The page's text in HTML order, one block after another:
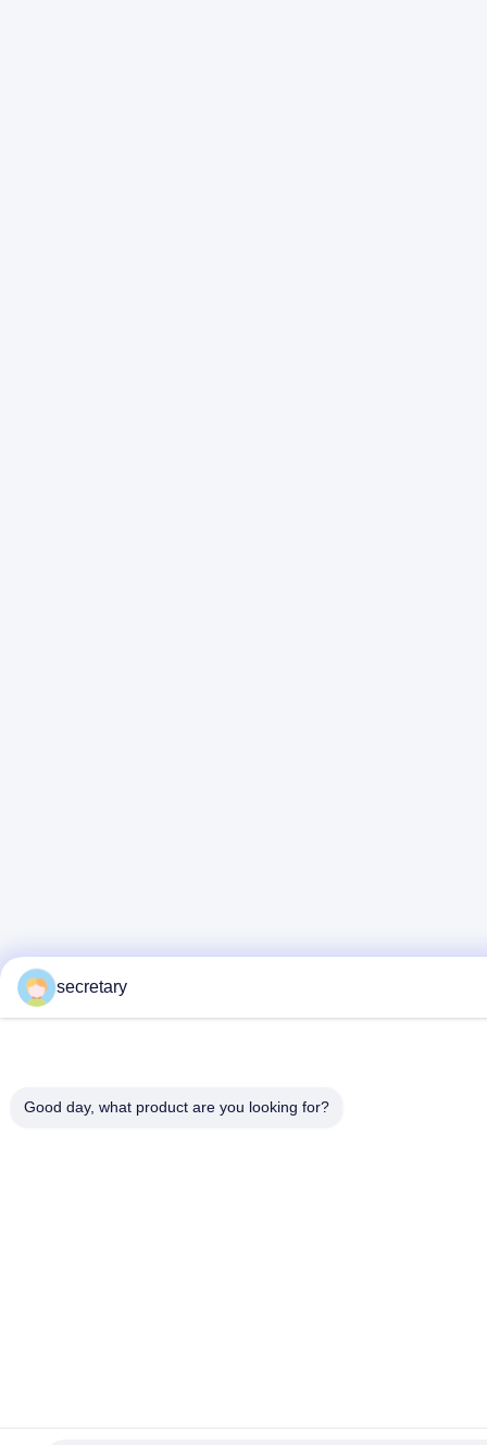
secretary
Good day, what product are you looking for?